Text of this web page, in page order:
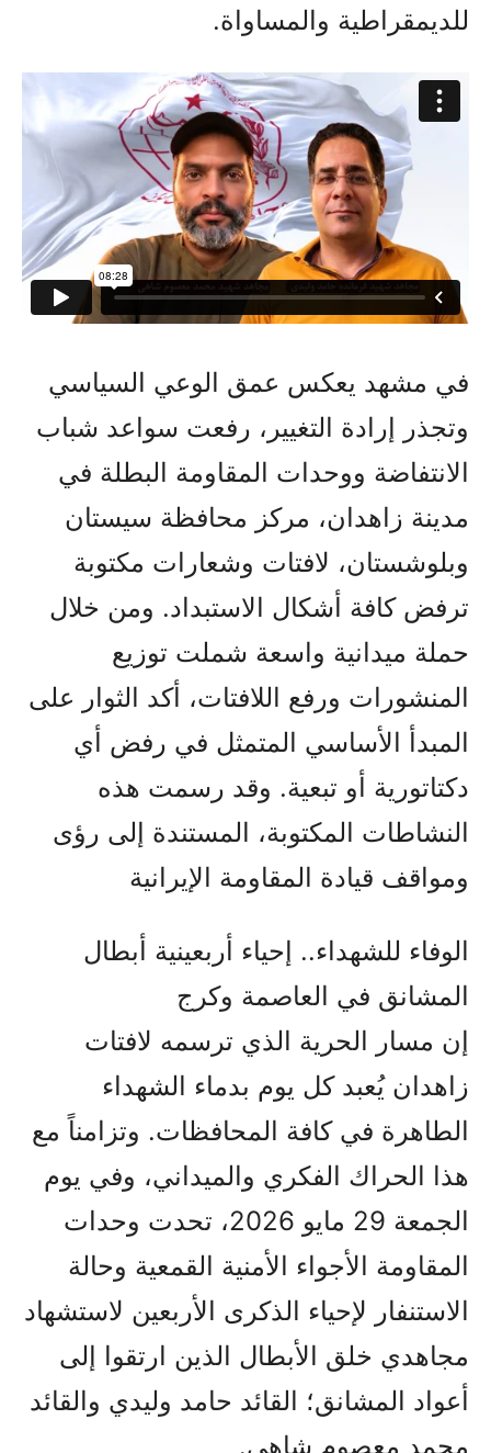
للديمقراطية والمساواة.
في مشهد يعكس عمق الوعي السياسي
وتجذر إرادة التغيير، رفعت سواعد شباب
الانتفاضة ووحدات المقاومة البطلة في
مدينة زاهدان، مركز محافظة سيستان
وبلوشستان، لافتات وشعارات مكتوبة
ترفض كافة أشكال الاستبداد. ومن خلال
حملة ميدانية واسعة شملت توزيع
المنشورات ورفع اللافتات، أكد الثوار على
المبدأ الأساسي المتمثل في رفض أي
دكتاتورية أو تبعية. وقد رسمت هذه
النشاطات المكتوبة، المستندة إلى رؤى
ومواقف قيادة المقاومة الإيرانية
الوفاء للشهداء.. إحياء أربعينية أبطال
المشانق في العاصمة وكرج
إن مسار الحرية الذي ترسمه لافتات
زاهدان يُعبد كل يوم بدماء الشهداء
الطاهرة في كافة المحافظات. وتزامناً مع
هذا الحراك الفكري والميداني، وفي يوم
الجمعة 29 مايو 2026، تحدت وحدات
المقاومة الأجواء الأمنية القمعية وحالة
الاستنفار لإحياء الذكرى الأربعين لاستشهاد
مجاهدي خلق الأبطال الذين ارتقوا إلى
أعواد المشانق؛ القائد حامد وليدي والقائد
محمد معصوم شاهي.